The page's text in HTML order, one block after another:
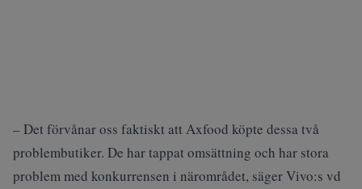
– Det förvånar oss faktiskt att Axfood köpte dessa två
problembutiker. De har tappat omsättning och har stora
problem med konkurrensen i närområdet, säger Vivo:s vd